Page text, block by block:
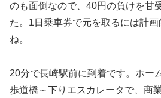
のも面倒なので、40円の負けを甘
た。1日乗車券で元を取るには計
ね。
20分で長崎駅前に到着です。ホー
歩道橋～下りエスカレータで、商